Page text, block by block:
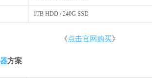
1TB HDD / 240G SSD
《点击官网购买》
方案